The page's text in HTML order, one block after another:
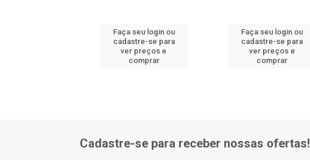
Faça seu login ou
cadastre-se para
ver preços e
comprar
Faça seu login ou
cadastre-se para
ver preços e
comprar
Cadastre-se para receber nossas ofertas!